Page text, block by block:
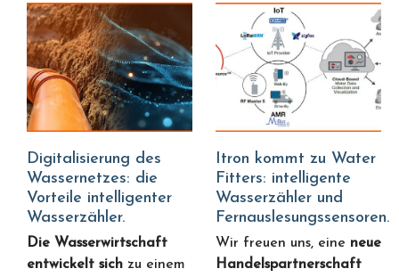
Digitalisierung des
Wassernetzes: die
Vorteile intelligenter
Wasserzähler.
Die Wasserwirtschaft
entwickelt sich zu einem
Itron kommt zu Water
Fitters: intelligente
Wasserzähler und
Fernauslesungssensoren.
Wir freuen uns, eine neue
Handelspartnerschaft